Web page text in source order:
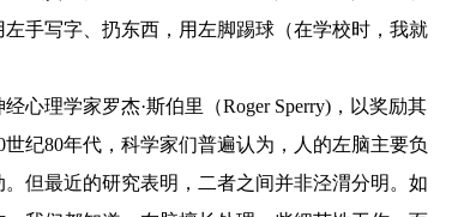
手写字、扔东西，用左脚踢球（在学校时，我就
心理学家罗杰·斯伯里（Roger Sperry)，以奖励其
纪80年代，科学家们普遍认为，人的左脑主要负
但最近的研究表明，二者之间并非泾渭分明。如